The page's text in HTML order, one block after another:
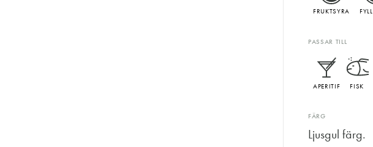
FRUKTSYRA
PASSAR TILL
APERITIF FISK
FÄRG
Ljusgul färg.